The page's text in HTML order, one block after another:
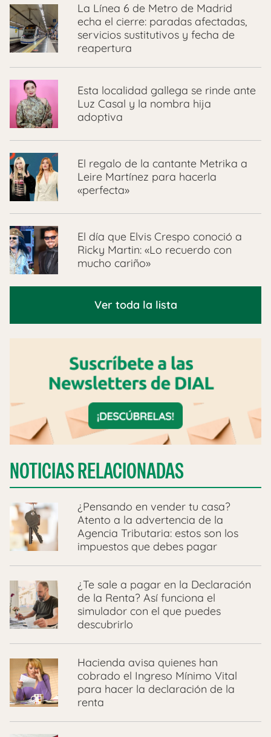
La Línea 6 de Metro de Madrid
echa el cierre: paradas afectadas,
servicios sustitutivos y fecha de
reapertura
Esta localidad gallega se rinde ante
Luz Casal y la nombra hija
adoptiva
El regalo de la cantante Metrika a
Leire Martínez para hacerla
«perfecta»
El día que Elvis Crespo conoció a
Ricky Martin: «Lo recuerdo con
mucho cariño»
Ver toda la lista
NOTICIAS RELACIONADAS
¿Pensando en vender tu casa?
Atento a la advertencia de la
Agencia Tributaria: estos son los
impuestos que debes pagar
¿Te sale a pagar en la Declaración
de la Renta? Así funciona el
simulador con el que puedes
descubrirlo
Hacienda avisa quienes han
cobrado el Ingreso Mínimo Vital
para hacer la declaración de la
renta